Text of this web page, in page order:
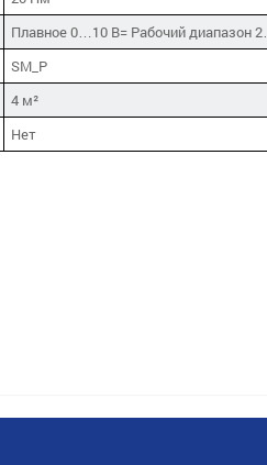
Плавное 0…10 В= Рабочий диапазон
SM_P
4 м²
Нет